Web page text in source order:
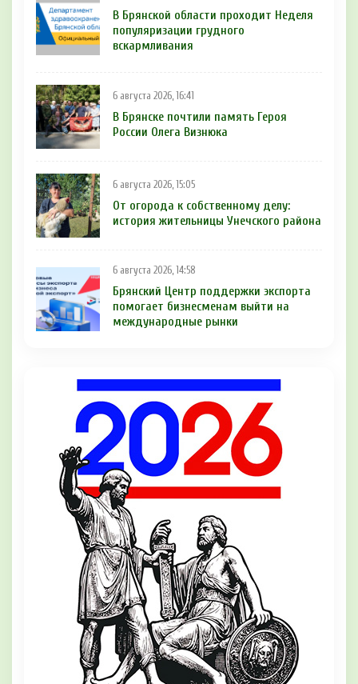
В Брянской области проходит Неделя
популяризации грудного
вскармливания
6 августа 2026, 16:41
В Брянске почтили память Героя
России Олега Визнюка
6 августа 2026, 15:05
От огорода к собственному делу:
история жительницы Унечского района
6 августа 2026, 14:58
Брянский Центр поддержки экспорта
помогает бизнесменам выйти на
международные рынки